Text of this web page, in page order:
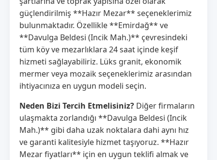
güçlendirilmiş **Hazır Mezar** seçeneklerimiz
bulunmaktadır. Özellikle **Emirdağ** ve
**Davulga Beldesi (Incik Mah.)** çevresindeki
tüm köy ve mezarlıklara 24 saat içinde keşif
hizmeti sağlayabiliriz. Lüks granit, ekonomik
mermer veya mozaik seçeneklerimiz arasından
ihtiyacınıza en uygun modeli seçin.
Neden Bizi Tercih Etmelisiniz? Diğer firmaların
ulaşmakta zorlandığı **Davulga Beldesi (Incik
Mah.)** gibi daha uzak noktalara dahi aynı hız
ve garanti kalitesiyle hizmet taşıyoruz. **Hazır
Mezar fiyatları** için en uygun teklifi almak ve